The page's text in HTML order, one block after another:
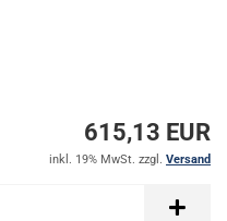
615,13 EUR
inkl. 19% MwSt. zzgl. Versand